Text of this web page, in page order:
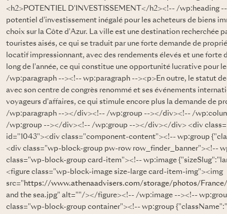
<h2>POTENTIEL D'INVESTISSEMENT</h2><!-- /wp:heading
potentiel d'investissement inégalé pour les acheteurs de biens
choix sur la Côte d'Azur. La ville est une destination recherchée
touristes aisés, ce qui se traduit par une forte demande de
locatif impressionnant, avec des rendements élevés et une forte
long de l'année, ce qui constitue une opportunité lucrative pour
/wp:paragraph --><!-- wp:paragraph --><p>En outre, le statut
avec son centre de congrès renommé et ses événements
voyageurs d'affaires, ce qui stimule encore plus la demande de
/wp:paragraph --></div><!-- /wp:group --></div><!-- /
/wp:group --></div><!-- /wp:group --></div></div> <div
id="1043"><div class="component-content"><!-- wp:group
<div class="wp-block-group pw-row row_finder_banner"><!--
class="wp-block-group card-item"><!-- wp:image
<figure class="wp-block-image size-large card-item-img"><img
src=" https://www.athenaadvisers.com/storage/photos/
and the sea.jpg" alt=""/></figure><!-- /wp:image --><!--
class="wp-block-group container"><!-- wp:group